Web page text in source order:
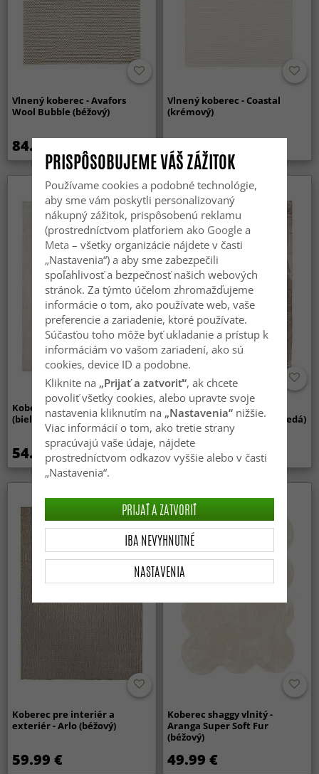
Vlnený koberec - Avafors
Wool Bubble (béžový)
84.99 €
Vlnený koberec - Coastal
(krémový)
84.99 €
Koberec Wilton - Sunayama
(biely)
54.99 €
Koberce s dlhým vlasom -
Aranga Super Soft Fur (hnedá)
34.99 €
Koberec pre interiér a
exteriér - Arlo (béžový)
59.99 €
Novinka
Koberec shaggy vlnitý -
Aranga Super Soft Fur
(béžový)
49.99 €
PRISPÔSOBUJEME VÁŠ ZÁŽITOK
Používame cookies a podobné technológie,
aby sme vám poskytli personalizovaný
nákupný zážitok, prispôsobenú reklamu
(prostredníctvom platforiem ako Googlea
Meta – všetky organizácie nájdete v časti
„Nastavenia“) a aby sme zabezpečili
spoľahlivosť a bezpečnosť našich webových
stránok. Za týmto účelom zhromažďujeme
informácie o tom, ako používate web, vaše
preferencie a zariadenie, ktoré používate.
Súčasťou toho môže byť ukladanie a prístup k
informáciám vo vašom zariadení, ako sú
cookies, device ID a podobne.
Kliknite na „Prijať a zatvoriť“, ak chcete
povoliť všetky cookies, alebo upravte svoje
nastavenia kliknutím na „Nastavenia“nižšie.
Viac informácií o tom, ako tretie strany
spracúvajú vaše údaje, nájdete
prostredníctvom odkazov vyššie alebo v časti
„Nastavenia“.
NASTAVENIA
IBA NEVYHNUTNÉ
PRIJAŤ A ZATVORIŤ